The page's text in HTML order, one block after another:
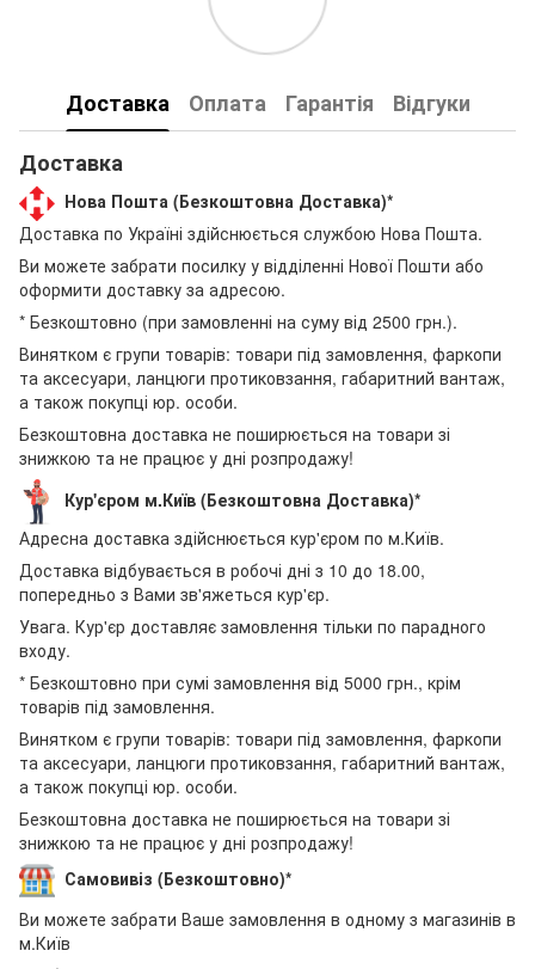
Доставка Оплата Гарантія
Відгуки
Доставка
Нова Пошта (Безкоштовна Доставка)*
Доставка по Україні здійснюється службою Нова Пошта.
Ви можете забрати посилку у відділенні Нової Пошти або
оформити доставку за адресою.
* Безкоштовно (при замовленні на суму від 2500 грн.).
Винятком є групи товарів: товари під замовлення, фаркопи
та аксесуари, ланцюги протиковзання, габаритний вантаж,
а також покупці юр. особи.
Безкоштовна доставка не поширюється на товари зі
знижкою та не працює у дні розпродажу!
Кур'єром м.Київ (Безкоштовна Доставка)*
Адресна доставка здійснюється кур'єром по м.Київ.
Доставка відбувається в робочі дні з 10 до 18.00,
попередньо з Вами зв'яжеться кур'єр.
Увага. Кур'єр доставляє замовлення тільки по парадного
входу.
* Безкоштовно при сумі замовлення від 5000 грн., крім
товарів під замовлення.
Винятком є групи товарів: товари під замовлення, фаркопи
та аксесуари, ланцюги протиковзання, габаритний вантаж,
а також покупці юр. особи.
Безкоштовна доставка не поширюється на товари зі
знижкою та не працює у дні розпродажу!
Самовивіз (Безкоштовно)*
Ви можете забрати Ваше замовлення в одному з магазинів в
м.Київ